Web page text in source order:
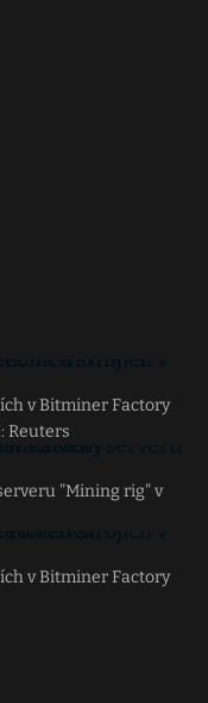
v Bitminer Factory
Reuters
"Mining rig" v
v Bitminer Factory